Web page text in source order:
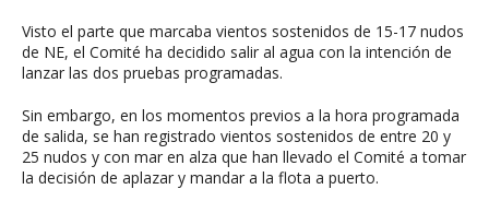
Visto el parte que marcaba vientos sostenidos de 15-17 nudos
de NE, el Comité ha decidido salir al agua con la intención de
lanzar las dos pruebas programadas.
Sin embargo, en los momentos previos a la hora programada
de salida, se han registrado vientos sostenidos de entre 20 y
25 nudos y con mar en alza que han llevado el Comité a tomar
la decisión de aplazar y mandar a la flota a puerto.